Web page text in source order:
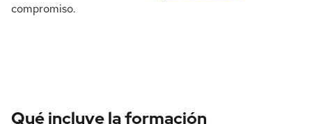
compromiso.
Qué incluye la formación